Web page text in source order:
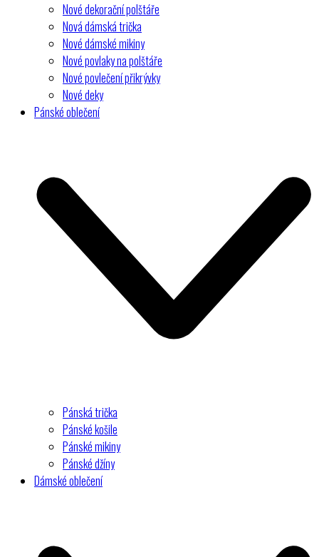
Nové dekorační polštáře
Nová dámská trička
Nové dámské mikiny
Nové povlaky na polštáře
Nové povlečení přikrývky
Nové deky
Pánské oblečení
Pánská trička
Pánské košile
Pánské mikiny
Pánské džíny
Dámské oblečení